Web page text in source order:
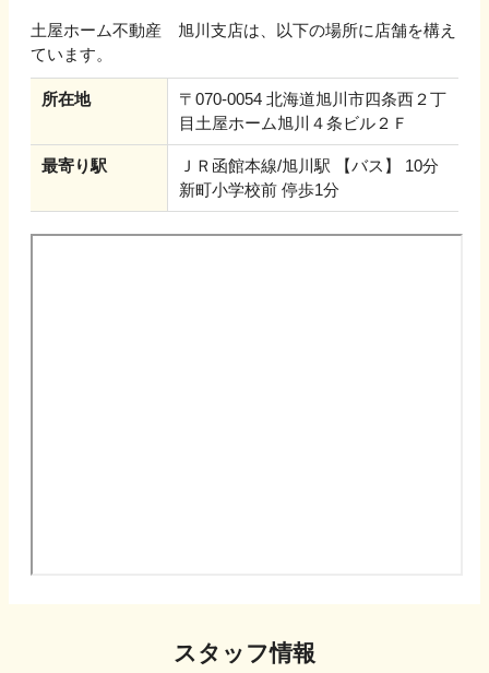
土屋ホーム不動産 旭川支店は、以下の場所に店舗を構え
ています。
所在地
〒070-0054 北海道旭川市四条西２丁
目土屋ホーム旭川４条ビル２Ｆ
最寄り駅
ＪＲ函館本線/旭川駅 【バス】 10分
新町小学校前 停歩1分
スタッフ情報